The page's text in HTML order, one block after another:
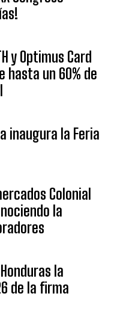
y Optimus Card
hasta un 60% de
inaugura la Feria
Colonial
la
la
de la firma